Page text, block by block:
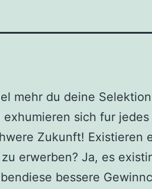
mehr du deine
exhumieren sich fur
Zukunft! Existieren
erwerben? Ja, es
bessere